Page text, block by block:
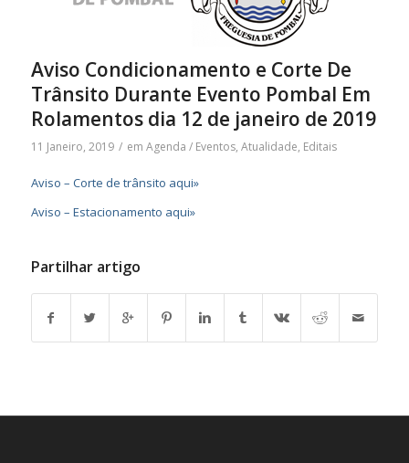
Aviso Condicionamento e Corte De
Trânsito Durante Evento Pombal Em
Rolamentos dia 12 de janeiro de 2019
11 Janeiro, 2019 / em Agenda / Eventos, Atualidade, Editais
Aviso – Corte de trânsito aqui»
Aviso – Estacionamento aqui»
Partilhar artigo